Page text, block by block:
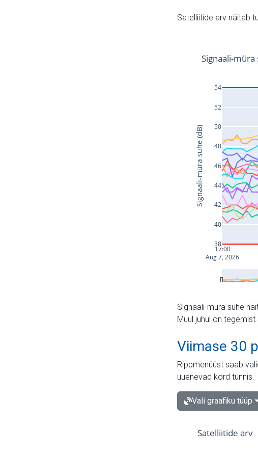
Satelliitide arv näitab
Signaali-müra suhe
Muul juhul on tegemist
Viimase 30
Rippmenüüst saab
uuenevad kord tunnis.
Vali graafiku tüüp
Satelliitide arv